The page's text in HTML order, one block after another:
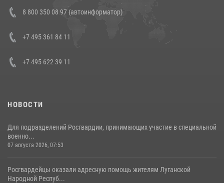
В Росгвардии прошла военно-научная конференция по обобщению
боевого опыта
8 800 350 08 97 (автоинформатор)
+7 495 361 84 11
+7 495 622 39 11
НОВОСТИ
Для подразделений Росгвардии, принимающих участие в специальной
военно...
07 августа 2026, 07:53
Росгвардейцы оказали адресную помощь жителям Луганской
Народной Респуб...